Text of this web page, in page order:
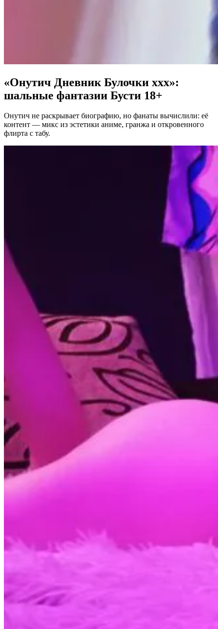
«Онутич Дневник Булочки ххх»:
шальные фантазии Бусти 18+
Онутич не раскрывает биографию, но фанаты вычислили: её
контент — микс из эстетики аниме, гранжа и откровенного
флирта с табу.